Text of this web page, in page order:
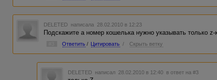
DELETED написала 28.02.2010 в 12:23
Подскажите а номер кошелька нужно указывать только
Ответить / Цитировать / Скрыть ветку
DELETED написал 28.02.2010 в 12:40 в ответ на #3